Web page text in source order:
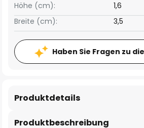
Breite (cm): 3,5
Höhe (cm): 1,6
Haben Sie Fragen zu
Produktbeschreibung
Produktdetails